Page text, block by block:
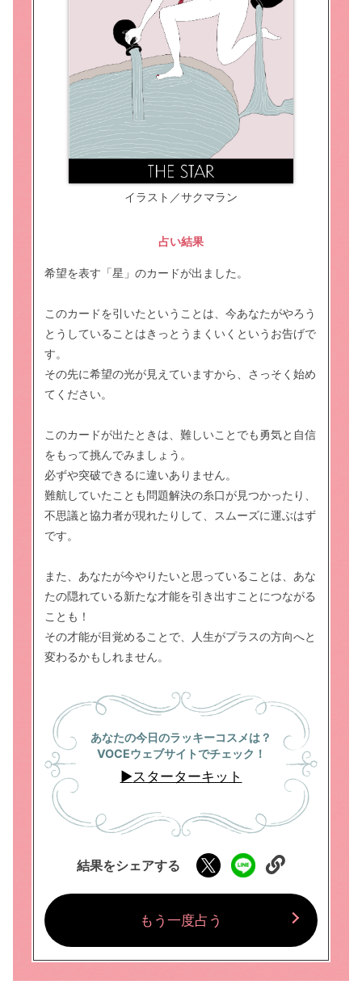
イラスト／サクマラン
占い結果
希望を表す「星」のカードが出ました。
このカードを引いたということは、今あなたがやろう
とうしていることはきっとうまくいくというお告げで
す。
その先に希望の光が見えていますから、さっそく始め
てください。
このカードが出たときは、難しいことでも勇気と自信
をもって挑んでみましょう。
必ずや突破できるに違いありません。
難航していたことも問題解決の糸口が見つかったり、
不思議と協力者が現れたりして、スムーズに運ぶはず
です。
また、あなたが今やりたいと思っていることは、あな
たの隠れている新たな才能を引き出すことにつながる
ことも！
その才能が目覚めることで、人生がプラスの方向へと
変わるかもしれません。
あなたの今日のラッキーコスメは？
VOCEウェブサイトでチェック！
▶スターターキット
結果をシェアする
もう一度占う